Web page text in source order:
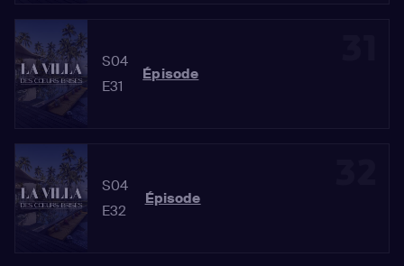
S04
E31
Épisode
S04
E32
Épisode